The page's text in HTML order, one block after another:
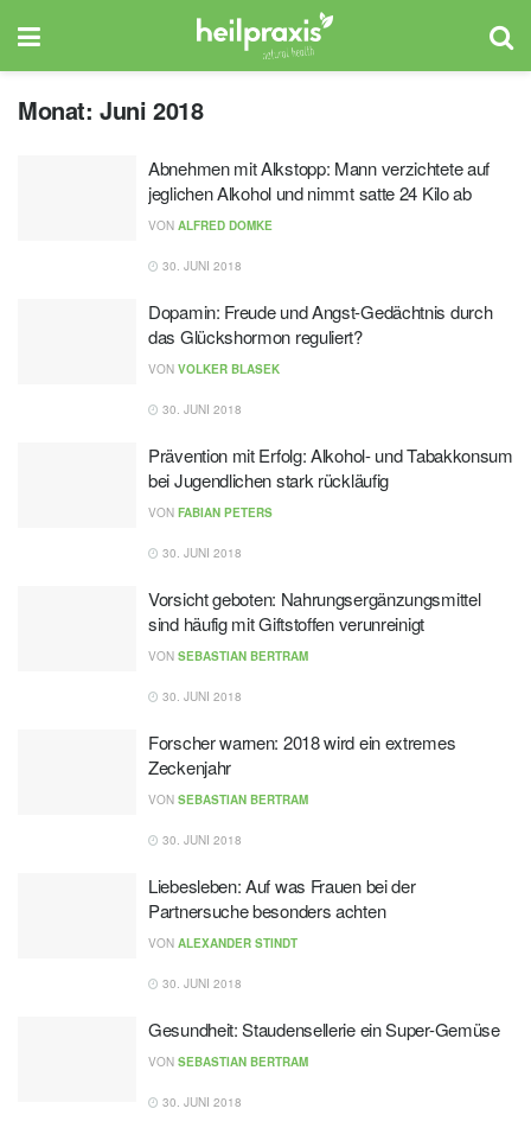
Monat:Juni 2018
Abnehmen mit Alkstopp: Mann verzichtete auf
jeglichen Alkohol und nimmt satte 24 Kilo ab
VON ALFRED DOMKE
30. JUNI 2018
Dopamin: Freude und Angst-Gedächtnis durch
das Glückshormon reguliert?
VON VOLKER BLASEK
30. JUNI 2018
Prävention mit Erfolg: Alkohol- und Tabakkonsum
bei Jugendlichen stark rückläufig
VON FABIAN PETERS
30. JUNI 2018
Vorsicht geboten: Nahrungsergänzungsmittel
sind häufig mit Giftstoffen verunreinigt
VON SEBASTIAN BERTRAM
30. JUNI 2018
Forscher warnen: 2018 wird ein extremes
Zeckenjahr
VON SEBASTIAN BERTRAM
30. JUNI 2018
Liebesleben: Auf was Frauen bei der
Partnersuche besonders achten
VON ALEXANDER STINDT
30. JUNI 2018
Gesundheit: Staudensellerie ein Super-Gemüse
VON SEBASTIAN BERTRAM
30. JUNI 2018